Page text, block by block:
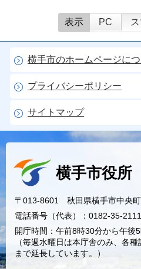
表示 PC
横手市のホームページに
プライバシーポリシー
サイトマップ
横手市役所
〒013-8601 秋田県横手市中央
電話番号（代表）：0182-35-
開庁時間：午前8時30分から午後
（毎週水曜日は本庁舎のみ、各
まで延長しています。）